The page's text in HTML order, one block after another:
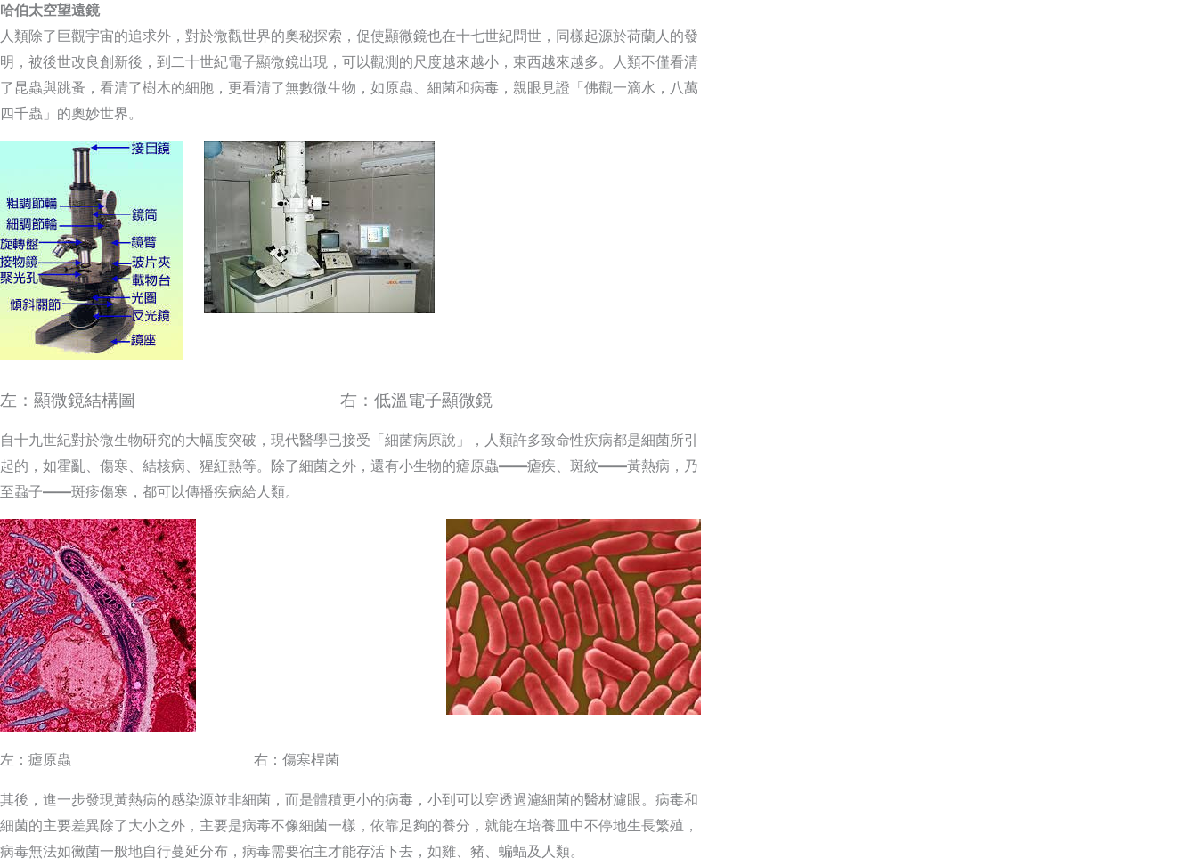
哈伯太空望遠鏡
人類除了巨觀宇宙的追求外，對於微觀世界的奧秘探索，促使顯微鏡也在十七世紀問世，同樣起源於荷蘭人的發
明，被後世改良創新後，到二十世紀電子顯微鏡出現，可以觀測的尺度越來越小，東西越來越多。人類不僅看清
了昆蟲與跳蚤，看清了樹木的細胞，更看清了無數微生物，如原蟲、細菌和病毒，親眼見證「佛觀一滴水，八萬
四千蟲」的奧妙世界。
左：顯微鏡結構圖 右：低溫電子顯微鏡
自十九世紀對於微生物研究的大幅度突破，現代醫學已接受「細菌病原說」，人類許多致命性疾病都是細菌所引
起的，如霍亂、傷寒、結核病、猩紅熱等。除了細菌之外，還有小生物的瘧原蟲——瘧疾、斑紋——黃熱病，乃
至蝨子——斑疹傷寒，都可以傳播疾病給人類。
左：瘧原蟲 右：傷寒桿菌
其後，進一步發現黃熱病的感染源並非細菌，而是體積更小的病毒，小到可以穿透過濾細菌的醫材濾眼。病毒和
細菌的主要差異除了大小之外，主要是病毒不像細菌一樣，依靠足夠的養分，就能在培養皿中不停地生長繁殖，
病毒無法如黴菌一般地自行蔓延分布，病毒需要宿主才能存活下去，如雞、豬、蝙蝠及人類。